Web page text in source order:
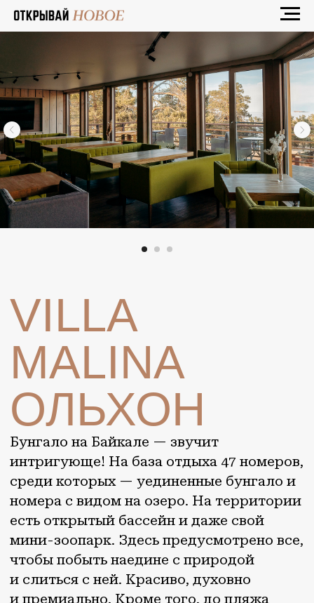
VILLA
ОЛЬХОН
Бунгало на Байкале — звучит
интригующе! На база отдыха 47 номеров,
среди которых — уединенные бунгало и
номера с видом на озеро. На территории
есть открытый бассейн и даже свой
чтобы побыть наедине с природой
и слиться с ней. Красиво, духовно
и премиально. Кроме того, до пляжа
всего 2 минуты пешком,
а до легендарной скалы Шаманки — 5.
Отель сам организует трансфер
от Иркутска, вам останется лишь
выбрать: вертолет, самолет или бизнес-
Южный Байкал
ВЕРНУТЬСЯ НА
МАРШРУТ